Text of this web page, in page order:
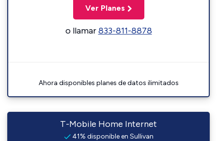
Ver Planes
o llamar833-811-8878
Ahora disponibles planes de datos ilimitados
T-Mobile Home Internet
41% disponible en Sullivan